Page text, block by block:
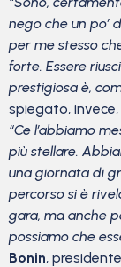
nego che un po’
per me stesso
forte. Essere
prestigiosa è,
spiegato, invece,
“Ce l’abbiamo
più stellare.
una giornata di
percorso si è
gara, ma anche
possiamo che
Bonin, presidente